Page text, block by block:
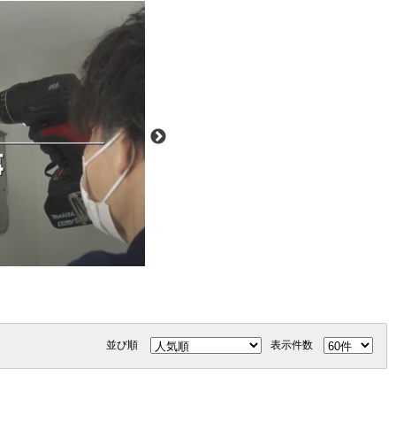
並び順 表示件数